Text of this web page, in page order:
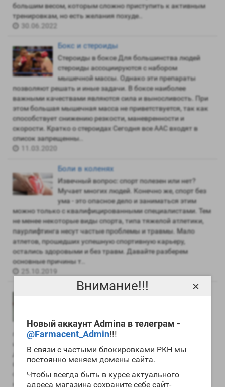
Внимание!!!
Новый аккаунт Admina в телеграм -
@Farmacent_Admin!!!
В связи с частыми блокировками РКН мы
постоянно меняем домены сайта.
Чтобы всегда быть в курсе актуального
адреса магазина сохраните себе сайт-
×
большим весом, которым сложно приступить к активным
тренировкам, но есть желания похуде..
30.06.2022
Бокс и стероиды
Стероиды в боксе Для большинства людей
стероиды ассоциируются с набором
мышечной массы. Однако эти препараты
позволяют решать и иные задачи. В боксе наиболее
важными качествами являются сила и выносливость. При
этом большая мышечная масса не приветствуется, так как
способствует снижению резкости, маневренности и
скорости. Кратко о стероидах Сегодня все ААС входят в
список запрещенны..
Боли в коленях
Извечный вопрос: спорт полезен или нет?
Мучает многих людей. Конечно же, спорт без
ума - это опасное дело и заниматься этим
можно только с квалифицированными специалистами. Тем
не менее некоторые виды спорта, типа тяжелой атлетики,
паурлифтинга несут частые проблемы и травмы. Мало
атлетов, прошедших успешную спортивную карьеру,
остались здоровыми и без травм. Давайте разберем
основные причины т..
25.10.2019
В каком возрасте принимать стероиды
во сколько нужно или можно начинать
принимать стероиды. Многих интересует какие количества
и как долго принимают стероиды бодибилдеры для
достижения такой формы. Ответ на эти вопросы один: если
вы не станете делать карьеру с помощью своего тела или
спортивных результатов, прием стероидов абсолютно не
нужен. Пом..